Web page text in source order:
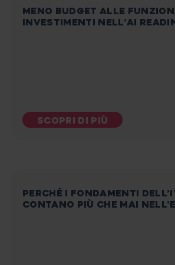
MENO BUDGET ALLE
INVESTIMENTI NELL’AI
SCOPRI DI PIÙ
PERCHÉ I FONDAMENTI
CONTANO PIÙ CHE MAI